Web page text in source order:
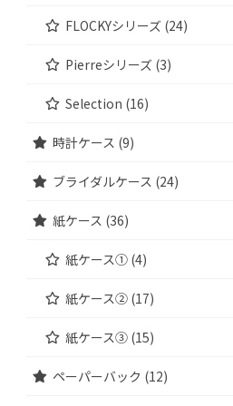
FLOCKYシリーズ (24)
Pierreシリーズ (3)
Selection (16)
時計ケース (9)
ブライダルケース (24)
紙ケース (36)
紙ケース① (4)
紙ケース② (17)
紙ケース③ (15)
ペーパーバック (12)